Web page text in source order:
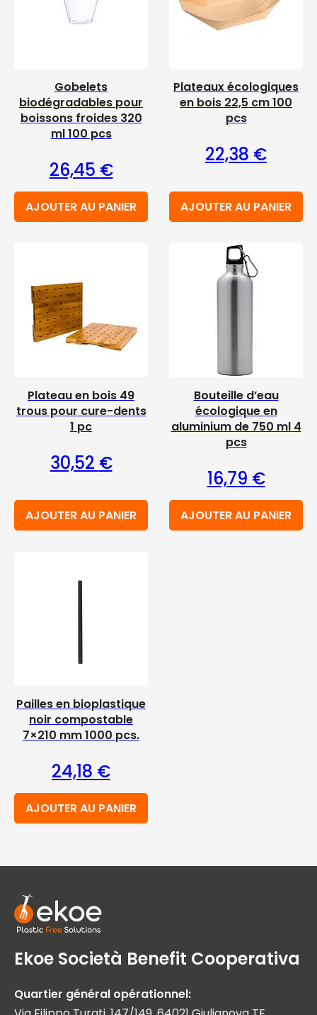
Gobelets
biodégradables pour
boissons froides 320
ml 100 pcs
26,45 €
AJOUTER AU PANIER
Plateaux écologiques
en bois 22,5 cm 100
pcs
22,38 €
AJOUTER AU PANIER
Plateau en bois 49
trous pour cure-dents
1 pc
30,52 €
AJOUTER AU PANIER
Bouteille d’eau
écologique en
aluminium de 750 ml 4
pcs
16,79 €
AJOUTER AU PANIER
Pailles en bioplastique
noir compostable
7×210 mm 1000 pcs.
24,18 €
AJOUTER AU PANIER
Ekoe Società Benefit Cooperativa
Quartier général opérationnel: